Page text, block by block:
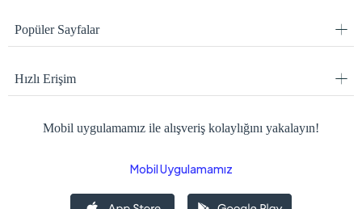
Popüler Sayfalar
Hızlı Erişim
Mobil uygulamamız ile alışveriş kolaylığını yakalayın!
Mobil Uygulamamız